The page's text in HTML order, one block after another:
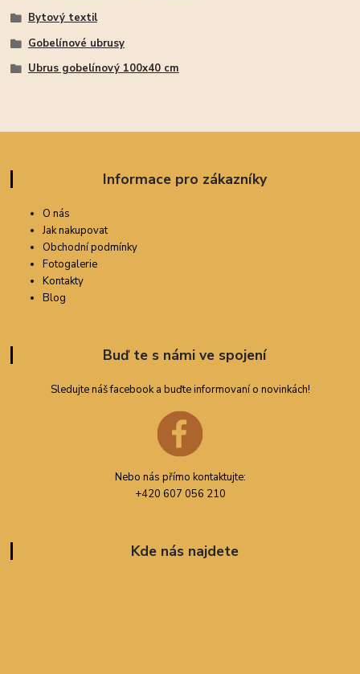
Bytový textil
Gobelínové ubrusy
Ubrus gobelínový 100x40 cm
Informace pro zákazníky
O nás
Jak nakupovat
Obchodní podmínky
Fotogalerie
Kontakty
Blog
Buď te s námi ve spojení
Sledujte náš facebook a buďte informovaní o novinkách!
Nebo nás přímo kontaktujte:
+420 607 056 210
Kde nás najdete